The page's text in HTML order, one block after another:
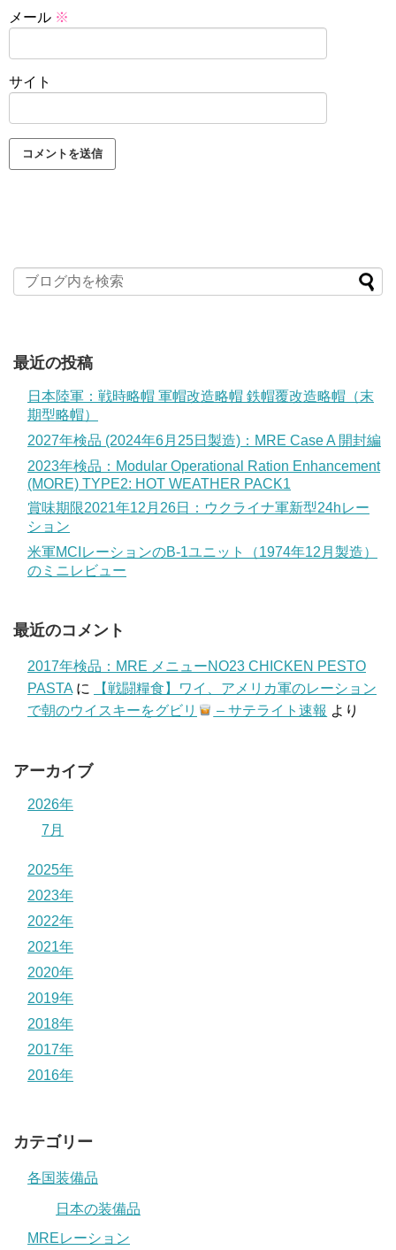
メール ※
サイト
最近の投稿
日本陸軍：戦時略帽 軍帽改造略帽 鉄帽覆改造略帽（末
期型略帽）
2027年検品 (2024年6月25日製造)：MRE Case A 開封編
2023年検品：Modular Operational Ration Enhancement
(MORE) TYPE2: HOT WEATHER PACK1
賞味期限2021年12月26日：ウクライナ軍新型24hレー
ション
米軍MCIレーションのB-1ユニット（1974年12月製造）
のミニレビュー
最近のコメント
2017年検品：MRE メニューNO23 CHICKEN PESTO
PASTA に
【戦闘糧食】ワイ、アメリカ軍のレーション
で朝のウイスキーをグビリ
– サテライト速報 より
アーカイブ
2026年
7月
2025年
2023年
2022年
2021年
2020年
2019年
2018年
2017年
2016年
カテゴリー
各国装備品
日本の装備品
MREレーション